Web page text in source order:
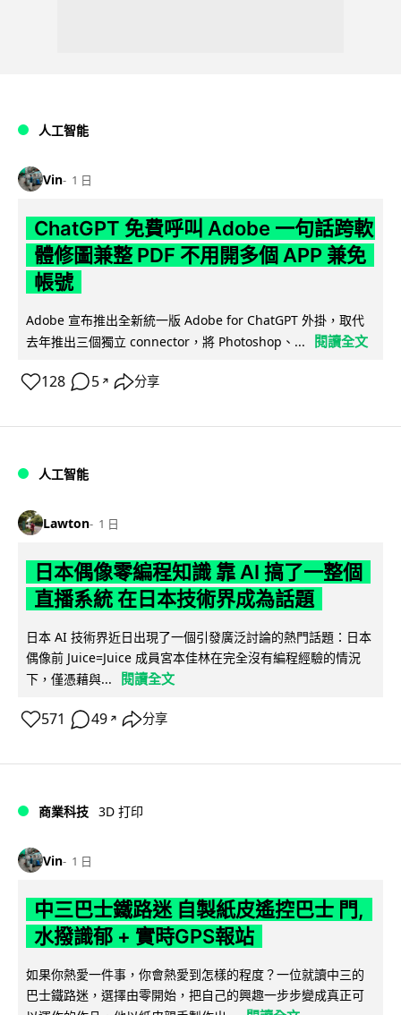
人工智能
Vin 1 日
ChatGPT 免費呼叫 Adobe 一句話跨軟
體修圖兼整 PDF 不用開多個 APP 兼免
帳號
Adobe 宣布推出全新統一版 Adobe for ChatGPT 外掛，取代
去年推出三個獨立 connector，將 Photoshop、...
閱讀全文
128 5 ↗ 分享
人工智能
Lawton 1 日
日本偶像零編程知識 靠 AI 搞了一整個
直播系統 在日本技術界成為話題
日本 AI 技術界近日出現了一個引發廣泛討論的熱門話題：日本
偶像前 Juice=Juice 成員宮本佳林在完全沒有編程經驗的情況
下，僅憑藉與...
閱讀全文
571 49 ↗ 分享
商業科技 3D 打印
Vin 1 日
中三巴士鐵路迷 自製紙皮遙控巴士 門,
水撥識郁 + 實時GPS報站
如果你熱愛一件事，你會熱愛到怎樣的程度？一位就讀中三的
巴士鐵路迷，選擇由零開始，把自己的興趣一步步變成真正可